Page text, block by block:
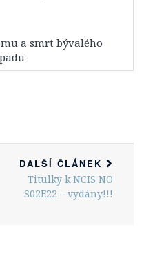
a smrt bývalého
DALŠÍ ČLÁNEK
Titulky k NCIS NO
S02E22 – vydány!!!